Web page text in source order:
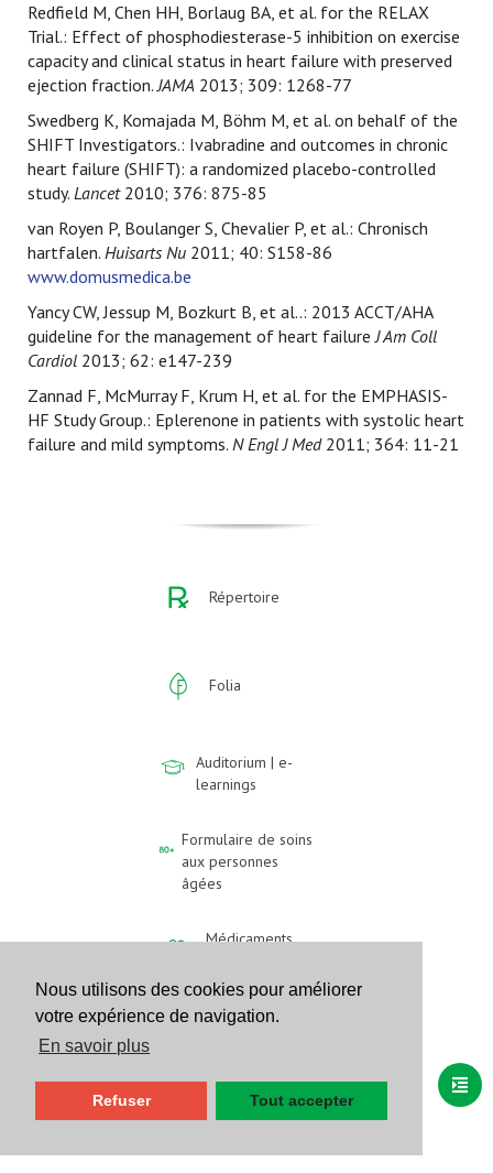
Nous utilisons des cookies pour améliorer
votre expérience de navigation.
En savoir plus
Refuser Tout accepter
Redfield M, Chen HH, Borlaug BA, et al. for the RELAX
Trial.: Effect of phosphodiesterase-5 inhibition on exercise
capacity and clinical status in heart failure with preserved
ejection fraction.JAMA 2013; 309: 1268-77
Swedberg K, Komajada M, Böhm M, et al. on behalf of the
SHIFT Investigators.: Ivabradine and outcomes in chronic
heart failure (SHIFT): a randomized placebo-controlled
study. Lancet2010; 376: 875-85
van Royen P, Boulanger S, Chevalier P, et al.: Chronisch
hartfalen. Huisarts Nu 2011; 40: S158-86
www.domusmedica.be
Yancy CW, Jessup M, Bozkurt B, et al..: 2013 ACCT/AHA
guideline for the management of heart failureJ Am Coll
Cardiol 2013; 62: e147-239
Zannad F, McMurray F, Krum H, et al. for the EMPHASIS-
HF Study Group.: Eplerenone in patients with systolic heart
failure and mild symptoms. N Engl J Med2011; 364: 11-21
Répertoire
Folia
Auditorium | e-
learnings
Formulaire de soins
aux personnes
âgées
Médicaments